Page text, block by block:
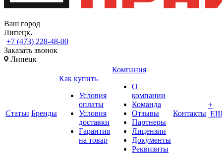
Ваш город
Липецк
+7 (473) 228-48-00
Заказать звонок
Липецк
Статьи Бренды
Как купить
Условия
оплаты
Условия
доставки
Гарантия
на товар
Компания
О
компании
Команда
Отзывы
Партнеры
Лицензии
Документы
Реквизиты
Контакты
+